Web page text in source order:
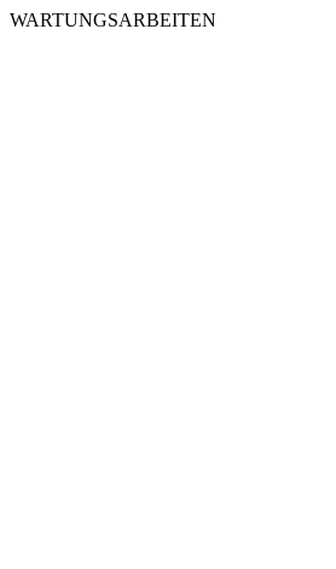
WARTUNGSARBEITEN